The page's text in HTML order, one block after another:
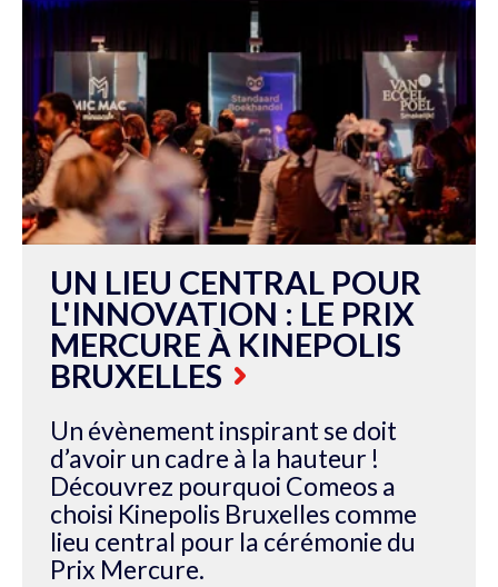
UN LIEU CENTRAL POUR
L'INNOVATION : LE PRIX
MERCURE À KINEPOLIS
BRUXELLES
Un évènement inspirant se doit
d’avoir un cadre à la hauteur !
Découvrez pourquoi Comeos a
choisi Kinepolis Bruxelles comme
lieu central pour la cérémonie du
Prix Mercure.